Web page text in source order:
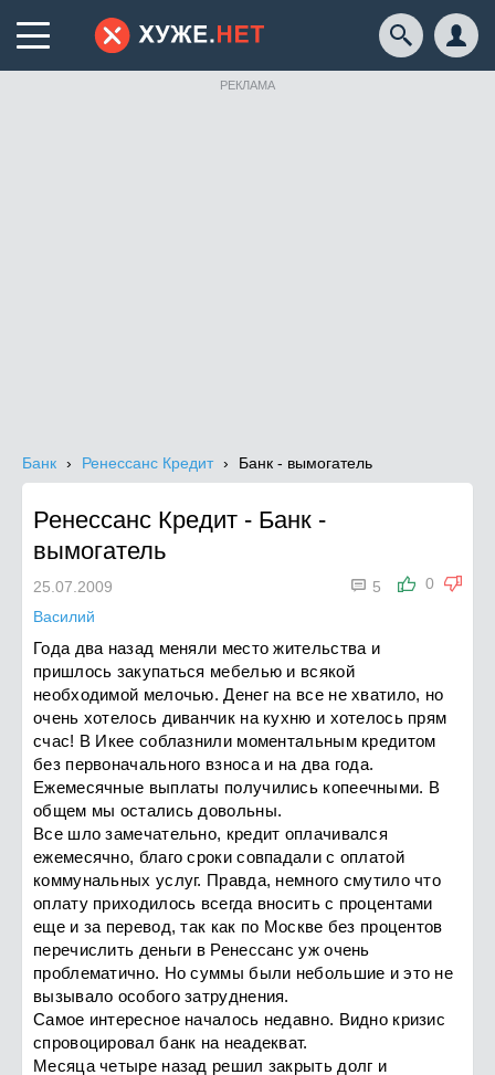
РЕКЛАМА
Банк Ренессанс Кредит Банк - вымогатель
Ренессанс Кредит - Банк -
вымогатель
0
 5
25.07.2009
Василий
Года два назад меняли место жительства и
пришлось закупаться мебелью и всякой
необходимой мелочью. Денег на все не хватило, но
очень хотелось диванчик на кухню и хотелось прям
счас! В Икее соблазнили моментальным кредитом
без первоначального взноса и на два года.
Ежемесячные выплаты получились копеечными. В
общем мы остались довольны.
Все шло замечательно, кредит оплачивался
ежемесячно, благо сроки совпадали с оплатой
коммунальных услуг. Правда, немного смутило что
оплату приходилось всегда вносить с процентами
еще и за перевод, так как по Москве без процентов
перечислить деньги в Ренессанс уж очень
проблематично. Но суммы были небольшие и это не
вызывало особого затруднения.
Самое интересное началось недавно. Видно кризис
спровоцировал банк на неадекват.
Месяца четыре назад решил закрыть долг и